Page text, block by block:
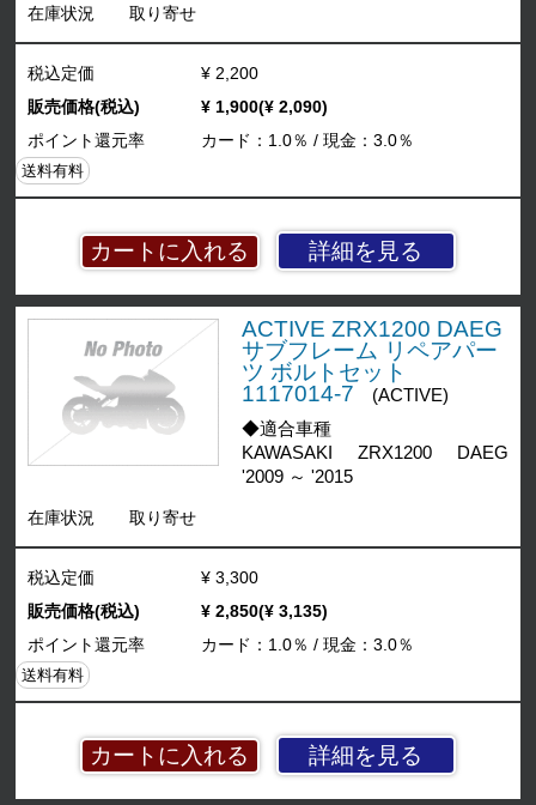
在庫状況 取り寄せ
詳細を見る
税込定価
¥ 2,200
販売価格(税込)
¥ 1,900(¥ 2,090)
ポイント還元率
カード：1.0％ / 現金：3.0％
送料有料
ACTIVE ZRX1200 DAEG
サブフレーム リペアパー
ツ ボルトセット
1117014-7
(ACTIVE)
◆適合車種
KAWASAKI ZRX1200 DAEG
'2009 ～ '2015
在庫状況 取り寄せ
詳細を見る
税込定価
¥ 3,300
販売価格(税込)
¥ 2,850(¥ 3,135)
ポイント還元率
カード：1.0％ / 現金：3.0％
送料有料